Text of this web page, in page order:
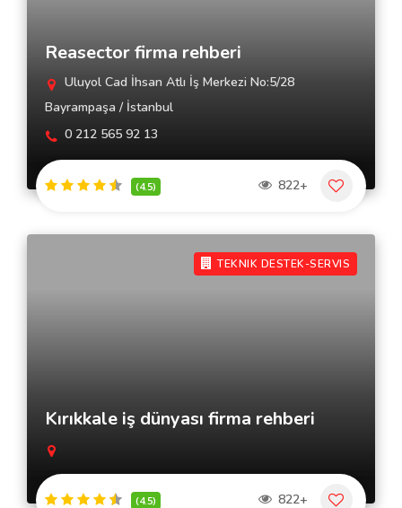
Reasector firma rehberi
Uluyol Cad İhsan Atlı İş Merkezi No:5/28
Bayrampaşa / İstanbul
0 212 565 92 13
(4.5) 822+
TEKNIK DESTEK-SERVIS
Kırıkkale iş dünyası firma rehberi
(4.5) 822+